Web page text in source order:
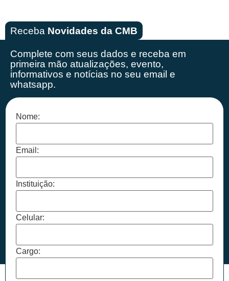
Receba Novidades da CMB
Complete com seus dados e receba em
primeira mão atualizações, evento,
informativos e notícias no seu email e
whatsapp.
Nome:
Email:
Instituição:
Celular:
Cargo: